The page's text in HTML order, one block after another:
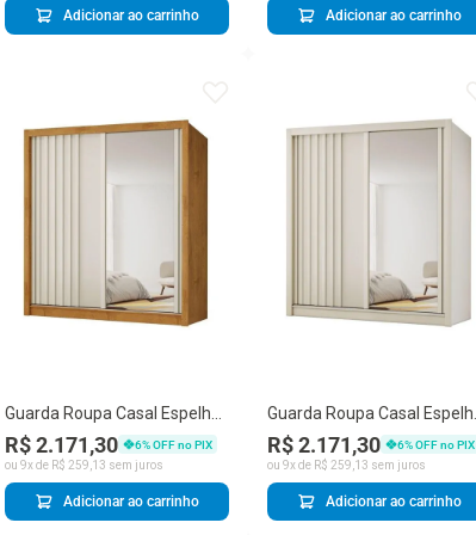
Adicionar ao carrinho Adicionar ao carrinho
Guarda Roupa Casal Espelho
2 Portas 4 Gavetas Luna
R$ 2.171,30 6% OFF no PIX
ou 9x de R$ 259 13 sem juros
Adicionar ao carrinho
Guarda Roupa Casal Espelho
2 Portas 4 Gavetas Luna
R$ 2.171,30 6% OFF no PIX
ou 9x de R$ 259 13 sem juros
Adicionar ao carrinho